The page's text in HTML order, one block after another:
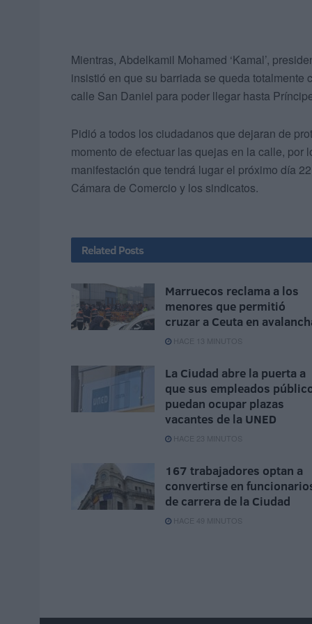
Mientras, Abdelkamil Mohamed ‘Kamal’,
insistió en que su barriada se queda
calle San Daniel para poder llegar hasta
Pidió a todos los ciudadanos que dejaran de
momento de efectuar las quejas en la calle,
manifestación que tendrá lugar el próximo día
Cámara de Comercio y los sindicatos.
Related Posts
Marruecos reclama a los
menores que permitió
cruzar a Ceuta en
HACE 13 MINUTOS
La Ciudad abre la puerta a
que sus empleados
puedan ocupar plazas
vacantes de la UNED
HACE 23 MINUTOS
167 trabajadores optan a
convertirse en
de carrera de la Ciudad
HACE 49 MINUTOS